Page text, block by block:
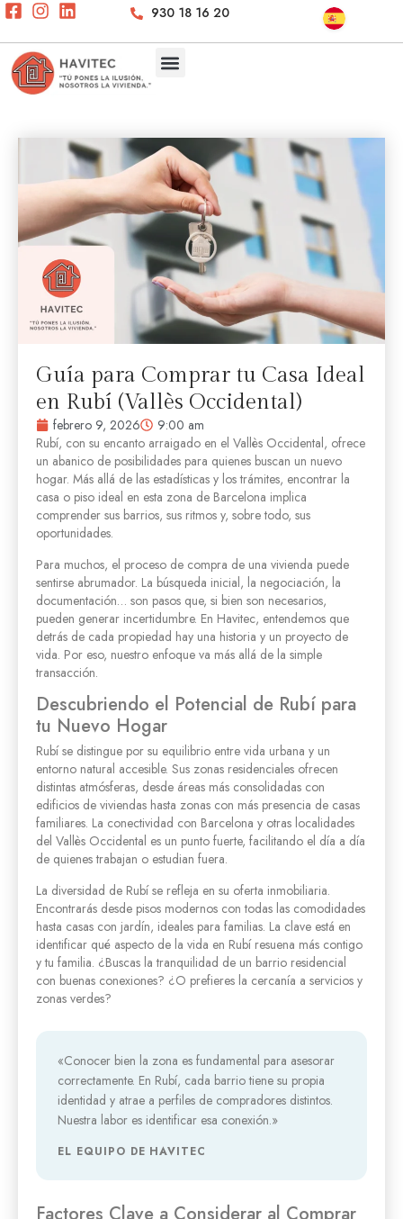
930 18 16 20
Guía para Comprar tu Casa Ideal
en Rubí (Vallès Occidental)
febrero 9, 2026
9:00 am
Rubí, con su encanto arraigado en el Vallès Occidental, ofrece
un abanico de posibilidades para quienes buscan un nuevo
hogar. Más allá de las estadísticas y los trámites, encontrar la
casa o piso ideal en esta zona de Barcelona implica
comprender sus barrios, sus ritmos y, sobre todo, sus
oportunidades.
Para muchos, el proceso de compra de una vivienda puede
sentirse abrumador. La búsqueda inicial, la negociación, la
documentación… son pasos que, si bien son necesarios,
pueden generar incertidumbre. En Havitec, entendemos que
detrás de cada propiedad hay una historia y un proyecto de
vida. Por eso, nuestro enfoque va más allá de la simple
transacción.
Descubriendo el Potencial de Rubí para
tu Nuevo Hogar
Rubí se distingue por su equilibrio entre vida urbana y un
entorno natural accesible. Sus zonas residenciales ofrecen
distintas atmósferas, desde áreas más consolidadas con
edificios de viviendas hasta zonas con más presencia de casas
familiares. La conectividad con Barcelona y otras localidades
del Vallès Occidental es un punto fuerte, facilitando el día a día
de quienes trabajan o estudian fuera.
La diversidad de Rubí se refleja en su oferta inmobiliaria.
Encontrarás desde pisos modernos con todas las comodidades
hasta casas con jardín, ideales para familias. La clave está en
identificar qué aspecto de la vida en Rubí resuena más contigo
y tu familia. ¿Buscas la tranquilidad de un barrio residencial
con buenas conexiones? ¿O prefieres la cercanía a servicios y
zonas verdes?
«Conocer bien la zona es fundamental para asesorar
correctamente. En Rubí, cada barrio tiene su propia
identidad y atrae a perfiles de compradores distintos.
Nuestra labor es identificar esa conexión.»
EL EQUIPO DE HAVITEC
Factores Clave a Considerar al Comprar